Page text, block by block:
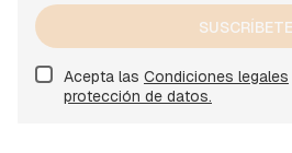
SUSCRÍBETE
Acepta las Condiciones legales
protección de datos.